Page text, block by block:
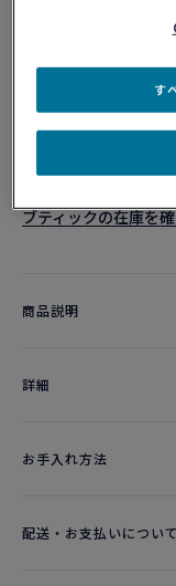
10営業日以内に発送
ブティックの在庫を
商品説明
詳細​
お手入れ方法
配送・お支払いについて
す